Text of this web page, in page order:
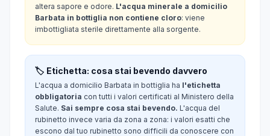
altera sapore e odore. L'acqua minerale a domicilio
Barbata in bottiglia non contiene cloro: viene
imbottigliata sterile direttamente alla sorgente.
🏷️ Etichetta: cosa stai bevendo davvero
L'acqua a domicilio Barbata in bottiglia ha l'etichetta
obbligatoria con tutti i valori certificati al Ministero della
Salute. Sai sempre cosa stai bevendo. L'acqua del
rubinetto invece varia da zona a zona: i valori esatti che
escono dal tuo rubinetto sono difficili da conoscere con